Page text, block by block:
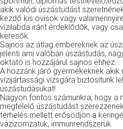
akik valódi úszástudást
kezdő kis ovisok vagy
vízilabda iránt érdeklődők, vagy
keresők.
Sajnos az átlag embereknek az
jelenti ami valóban úszástudás,
oktató is hozzájárul sajnos ehhez.
A hozzánk járó gyermekeknek akik
vízijártassági vizsgára biztosítunk
úszástudásukat!
Nagyon fontos számunkra, hogy a
megfelelő úszástudást
terhelés mellett erősödjön a
vázizomzatuk, immunrendszerük.